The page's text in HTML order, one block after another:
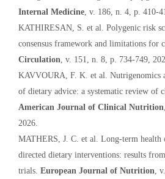
Internal Medicine, v. 186, n. 4, p. 410-
KATHIRESAN, S. et al. Polygenic risk
consensus framework and limitations for
Circulation, v. 151, n. 8, p. 734-749,
KAVVOURA, F. K. et al. Nutrigenomics
of dietary advice: a systematic review of
American Journal of Clinical Nutrition
2026.
MATHERS, J. C. et al. Long-term health
directed dietary interventions: results
trials. European Journal of Nutrition,